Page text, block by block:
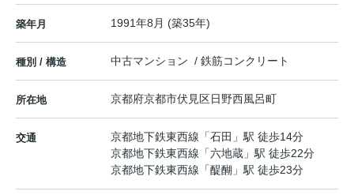
築年月 1991年8月 (築35年)
種別 / 構造 中古マンション / 鉄筋コンクリート
所在地 京都府京都市伏見区日野西風呂町
交通 京都地下鉄東西線 「石田 」駅 徒歩14分
京都地下鉄東西線 「六地蔵 」駅 徒歩22分
京都地下鉄東西線 「醍醐 」駅 徒歩23分